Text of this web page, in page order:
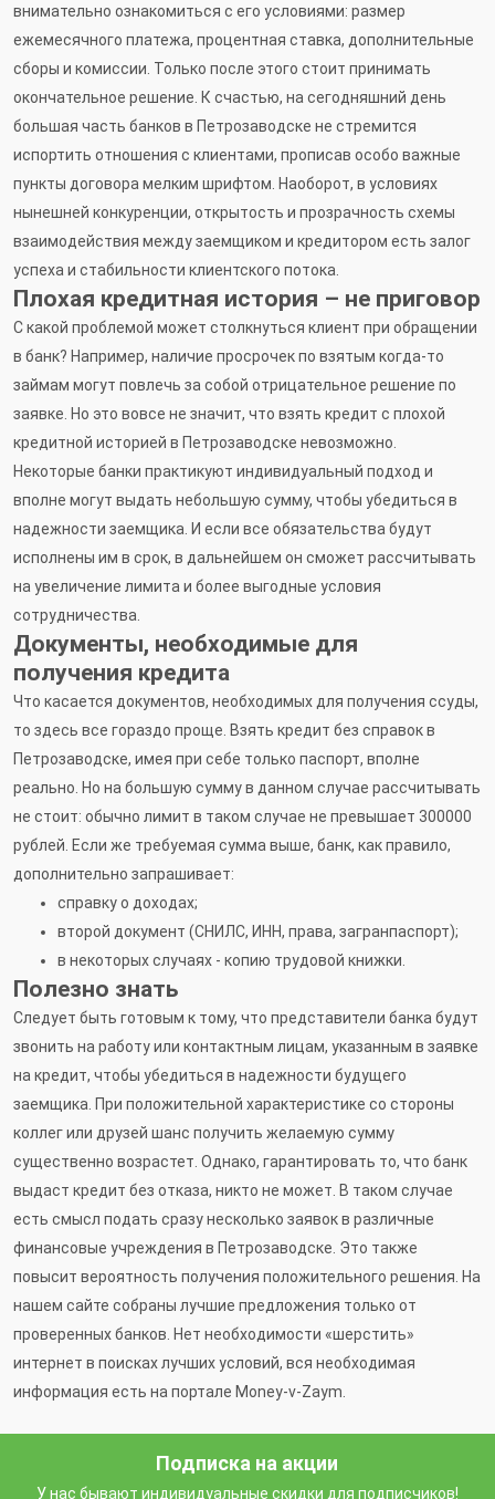
внимательно ознакомиться с его условиями: размер
ежемесячного платежа, процентная ставка, дополнительные
сборы и комиссии. Только после этого стоит принимать
окончательное решение. К счастью, на сегодняшний день
большая часть банков в Петрозаводске не стремится
испортить отношения с клиентами, прописав особо важные
пункты договора мелким шрифтом. Наоборот, в условиях
нынешней конкуренции, открытость и прозрачность схемы
взаимодействия между заемщиком и кредитором есть залог
успеха и стабильности клиентского потока.
Плохая кредитная история – не приговор
С какой проблемой может столкнуться клиент при обращении
в банк? Например, наличие просрочек по взятым когда-то
займам могут повлечь за собой отрицательное решение по
заявке. Но это вовсе не значит, что взять кредит с плохой
кредитной историей в Петрозаводске невозможно.
Некоторые банки практикуют индивидуальный подход и
вполне могут выдать небольшую сумму, чтобы убедиться в
надежности заемщика. И если все обязательства будут
исполнены им в срок, в дальнейшем он сможет рассчитывать
на увеличение лимита и более выгодные условия
сотрудничества.
Документы, необходимые для
получения кредита
Что касается документов, необходимых для получения ссуды,
то здесь все гораздо проще. Взять кредит без справок в
Петрозаводске, имея при себе только паспорт, вполне
реально. Но на большую сумму в данном случае рассчитывать
не стоит: обычно лимит в таком случае не превышает 300000
рублей. Если же требуемая сумма выше, банк, как правило,
дополнительно запрашивает:
справку о доходах;
второй документ (СНИЛС, ИНН, права, загранпаспорт);
в некоторых случаях - копию трудовой книжки.
Полезно знать
Следует быть готовым к тому, что представители банка будут
звонить на работу или контактным лицам, указанным в заявке
на кредит, чтобы убедиться в надежности будущего
заемщика. При положительной характеристике со стороны
коллег или друзей шанс получить желаемую сумму
существенно возрастет. Однако, гарантировать то, что банк
выдаст кредит без отказа, никто не может. В таком случае
есть смысл подать сразу несколько заявок в различные
финансовые учреждения в Петрозаводске. Это также
повысит вероятность получения положительного решения. На
нашем сайте собраны лучшие предложения только от
проверенных банков. Нет необходимости «шерстить»
интернет в поисках лучших условий, вся необходимая
информация есть на портале Money-v-Zaym.
Подписка на акции
У нас бывают индивидуальные скидки для подписчиков!